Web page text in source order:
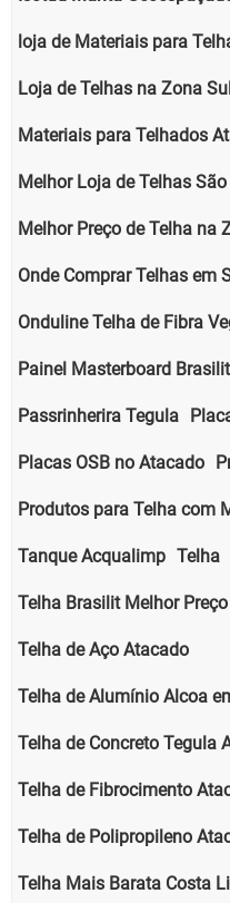
loja de Materiais para
Loja de Telhas na Zona Sul
Materiais para Telhados
Melhor Loja de Telhas
Melhor Preço de Telha na
Onde Comprar Telhas em
Onduline Telha de Fibra
Painel Masterboard
Passrinherira Tegula
Placas OSB no Atacado
Produtos para Telha com
Tanque Acqualimp Telha
Telha Brasilit Melhor Preço
Telha de Aço Atacado
Telha de Alumínio Alcoa
Telha de Concreto Tegula
Telha de Fibrocimento
Telha de Polipropileno
Telha Mais Barata Costa